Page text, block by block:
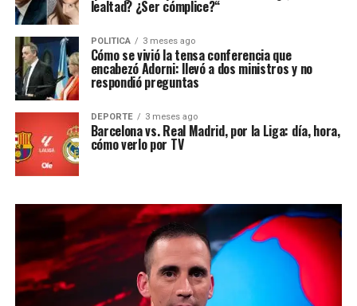
lealtad? ¿Ser cómplice?“
POLITICA 3 meses ago
Cómo se vivió la tensa conferencia que
encabezó Adorni: llevó a dos ministros y no
respondió preguntas
DEPORTE 3 meses ago
Barcelona vs. Real Madrid, por la Liga: día, hora,
cómo verlo por TV